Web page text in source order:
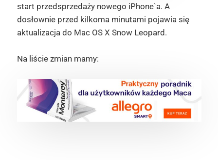
start przedsprzedaży nowego iPhone`a. A
dosłownie przed kilkoma minutami pojawia się
aktualizacja do Mac OS X Snow Leopard.
Na liście zmian mamy: